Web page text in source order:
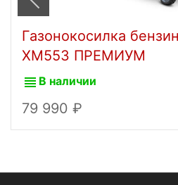
Газонокосилка
XM553 ПРЕМИУМ
В наличии
79 990